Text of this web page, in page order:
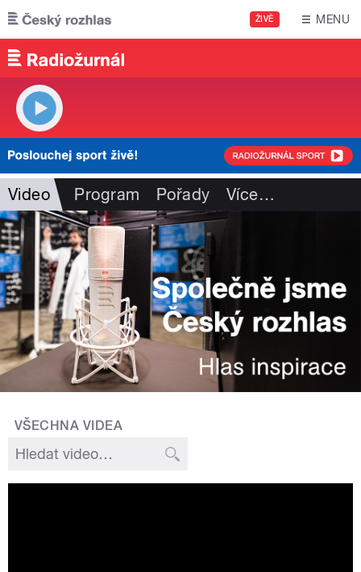
Přejít k hlavnímu obsahu
ŽIVĚ MENU
Video Program Pořady Více…
VŠECHNA VIDEA